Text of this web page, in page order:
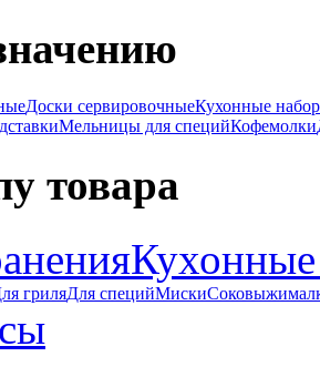
Доски сервировочныеКухонные
Мельницы для специйКофемолки
товара
гриляДля специйМиски